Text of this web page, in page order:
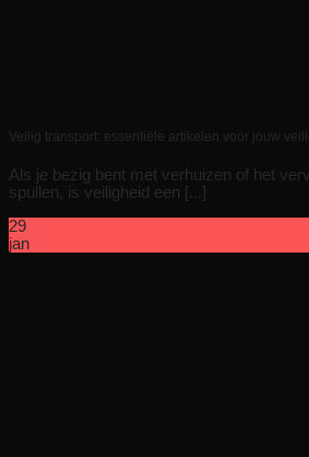
Veilig transport: essentiële artikelen voor jouw
Als je bezig bent met verhuizen of het
spullen, is veiligheid een [...]
29
jan